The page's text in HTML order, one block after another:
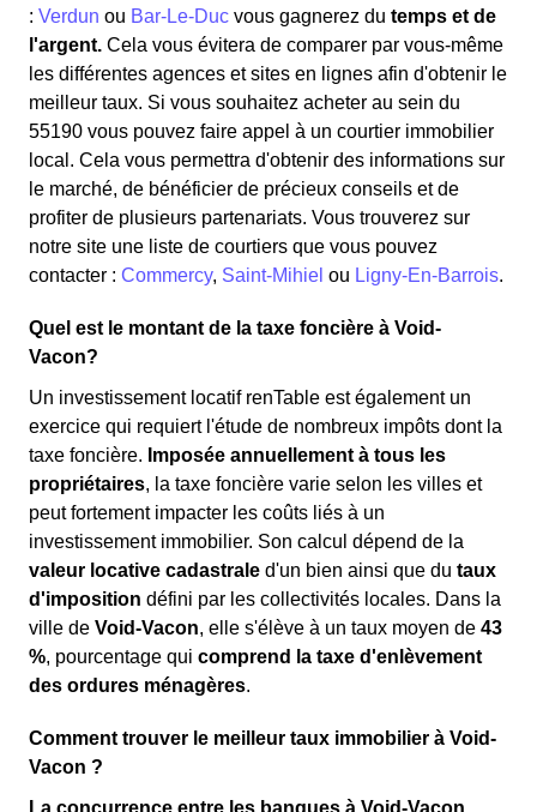
: Verdun ou Bar-Le-Duc vous gagnerez du temps et de
l'argent. Cela vous évitera de comparer par vous-même
les différentes agences et sites en lignes afin d'obtenir le
meilleur taux. Si vous souhaitez acheter au sein du
55190 vous pouvez faire appel à un courtier immobilier
local. Cela vous permettra d'obtenir des informations sur
le marché, de bénéficier de précieux conseils et de
profiter de plusieurs partenariats. Vous trouverez sur
notre site une liste de courtiers que vous pouvez
contacter : Commercy, Saint-Mihiel ou Ligny-En-Barrois.
Quel est le montant de la taxe foncière à Void-
Vacon?
Un investissement locatif renTable est également un
exercice qui requiert l'étude de nombreux impôts dont la
taxe foncière. Imposée annuellement à tous les
propriétaires, la taxe foncière varie selon les villes et
peut fortement impacter les coûts liés à un
investissement immobilier. Son calcul dépend de la
valeur locative cadastrale d'un bien ainsi que du taux
d'imposition défini par les collectivités locales. Dans la
ville de Void-Vacon, elle s'élève à un taux moyen de 43
%, pourcentage qui comprend la taxe d'enlèvement
des ordures ménagères.
Comment trouver le meilleur taux immobilier à Void-
Vacon ?
La concurrence entre les banques à Void-Vacon,